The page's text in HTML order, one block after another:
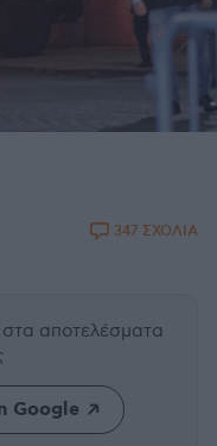
347 ΣΧΟΛΙΑ
στα αποτελέσματα
Google